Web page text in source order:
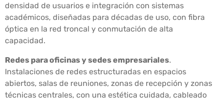
densidad de usuarios e integración con sistemas
académicos, diseñadas para décadas de uso, con fibra
óptica en la red troncal y conmutación de alta
capacidad.
Redes para oficinas y sedes empresariales.
Instalaciones de redes estructuradas en espacios
abiertos, salas de reuniones, zonas de recepción y zonas
técnicas centrales, con una estética cuidada, cableado